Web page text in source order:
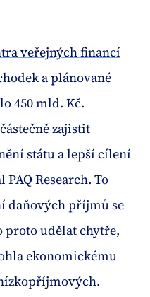
veřejných financí
a plánované
450 mld. Kč.
zajistit
státu a lepší cílení
PAQ Research. To
daňových příjmů se
proto udělat chytře,
ekonomickému